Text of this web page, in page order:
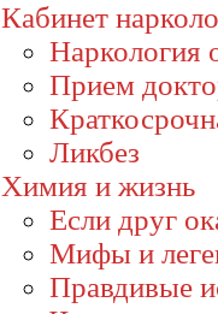
Кабинет
Наркология
Прием
Ликбез
Химия и жизнь
Если друг
Мифы и
Правдивые